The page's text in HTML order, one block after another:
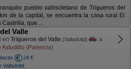
pueblo vallisoletano de Trigueros del
de la capital, se encuentra la casa rural El
Castrilla, que ...
Valle
en Trigueros del Valle (Valladolid)
a
Astudillo (Palencia)
24 €
Valladolid